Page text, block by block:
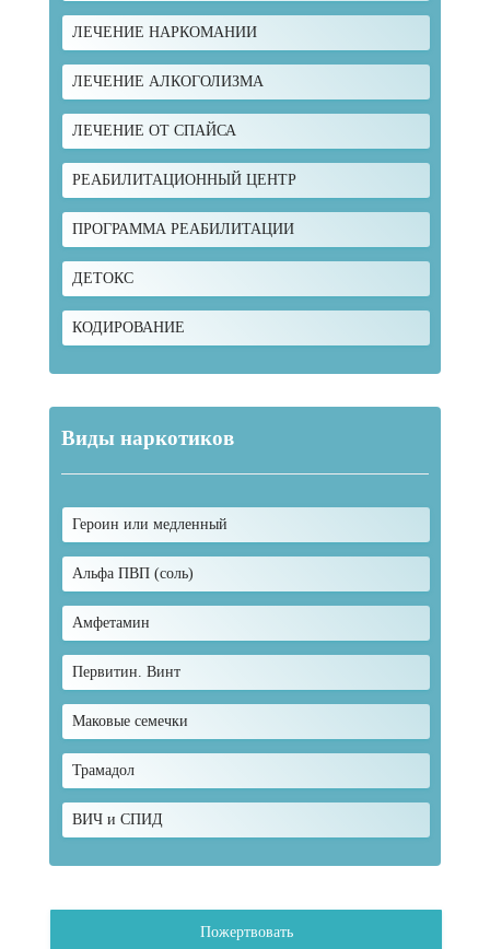
ЛЕЧЕНИЕ НАРКОМАНИИ
ЛЕЧЕНИЕ АЛКОГОЛИЗМА
ЛЕЧЕНИЕ ОТ СПАЙСА
РЕАБИЛИТАЦИОННЫЙ ЦЕНТР
ПРОГРАММА РЕАБИЛИТАЦИИ
ДЕТОКС
КОДИРОВАНИЕ
Виды наркотиков
Героин или медленный
Альфа ПВП (соль)
Амфетамин
Первитин. Винт
Маковые семечки
Трамадол
ВИЧ и СПИД
Пожертвовать